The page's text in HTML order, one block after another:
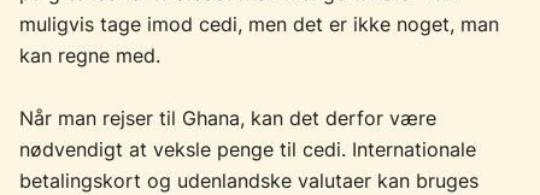
muligvis tage imod cedi, men det er ikke noget, man
kan regne med.
Når man rejser til Ghana, kan det derfor være
nødvendigt at veksle penge til cedi. Internationale
betalingskort og udenlandske valutaer kan bruges